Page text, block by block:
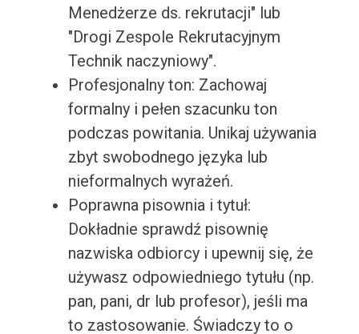
Menedżerze ds. rekrutacji" lub
"Drogi Zespole Rekrutacyjnym
Technik naczyniowy".
Profesjonalny ton: Zachowaj
formalny i pełen szacunku ton
podczas powitania. Unikaj używania
zbyt swobodnego języka lub
nieformalnych wyrażeń.
Poprawna pisownia i tytuł:
Dokładnie sprawdź pisownię
nazwiska odbiorcy i upewnij się, że
używasz odpowiedniego tytułu (np.
pan, pani, dr lub profesor), jeśli ma
to zastosowanie. Świadczy to o